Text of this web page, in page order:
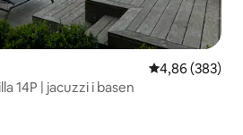
Średnia
4,86 (383)
14P | jacuzzi i basen